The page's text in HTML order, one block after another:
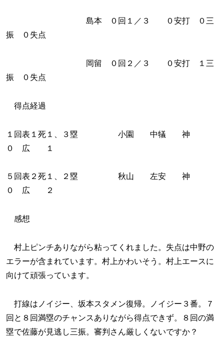
島本 ０回１／３ ０安打 ０三
振 ０失点
岡留 ０回２／３ ０安打 １三
振 ０失点
得点経過
１回表１死１、３塁 小園 中犠 神
０ 広 １
５回表２死１、２塁 秋山 左安 神
０ 広 ２
感想
村上ピンチありながら粘ってくれました。失点は中野の
エラーが含まれています。村上かわいそう。村上エースに
向けて頑張っています。
打線はノイジー、坂本スタメン復帰。ノイジー３番。７
回と８回満塁のチャンスありながら得点できず。８回の満
塁で佐藤が見逃し三振。審判さん厳しくないですか？